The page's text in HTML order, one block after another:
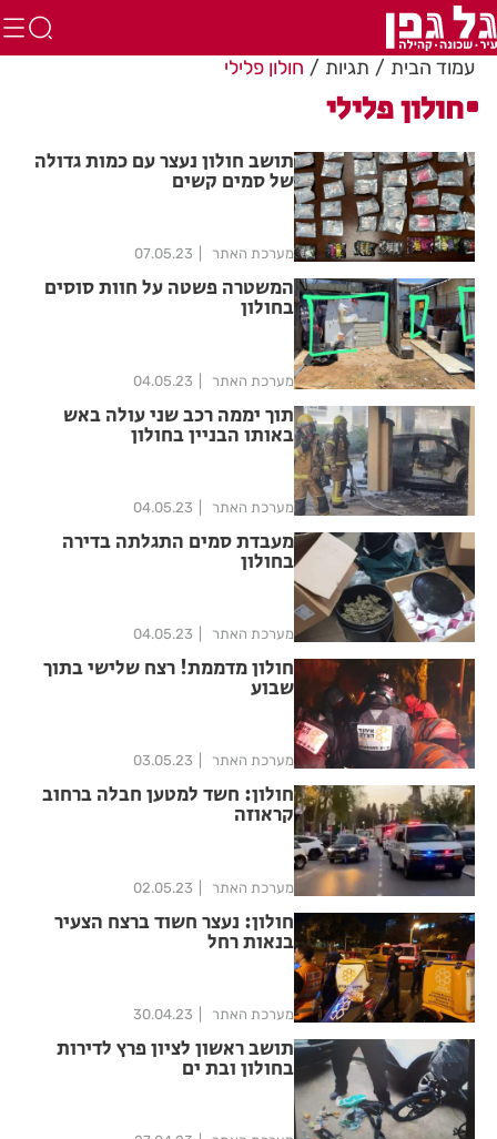
עמוד הבית תגיות חולון פלילי
חולון פלילי
תושב חולון נעצר עם כמות גדולה
של סמים קשים
מערכת האתר 07.05.23
המשטרה פשטה על חוות סוסים
בחולון
מערכת האתר 04.05.23
תוך יממה רכב שני עולה באש
באותו הבניין בחולון
מערכת האתר 04.05.23
מעבדת סמים התגלתה בדירה
בחולון
מערכת האתר 04.05.23
חולון מדממת! רצח שלישי בתוך
שבוע
מערכת האתר 03.05.23
חולון: חשד למטען חבלה ברחוב
קראוזה
מערכת האתר 02.05.23
חולון: נעצר חשוד ברצח הצעיר
בנאות רחל
מערכת האתר 30.04.23
תושב ראשון לציון פרץ לדירות
בחולון ובת ים